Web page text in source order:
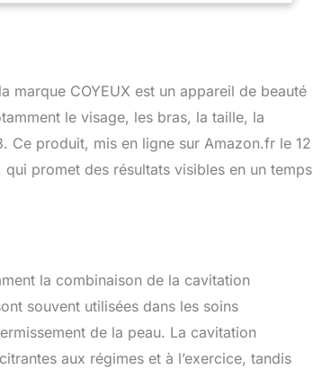
marque COYEUX est un appareil de beauté
le visage, les bras, la taille, la
Ce produit, mis en ligne sur Amazon.fr le 12
promet des résultats visibles en un temps
la combinaison de la cavitation
souvent utilisées dans les soins
de la peau. La cavitation
aux régimes et à l’exercice, tandis